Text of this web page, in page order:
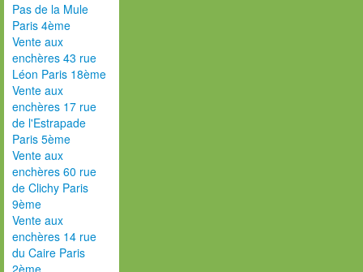
Pas de la Mule
Paris 4ème
Vente aux
enchères 43 rue
Léon Paris 18ème
Vente aux
enchères 17 rue
de l'Estrapade
Paris 5ème
Vente aux
enchères 60 rue
de Clichy Paris
9ème
Vente aux
enchères 14 rue
du Caire Paris
2ème